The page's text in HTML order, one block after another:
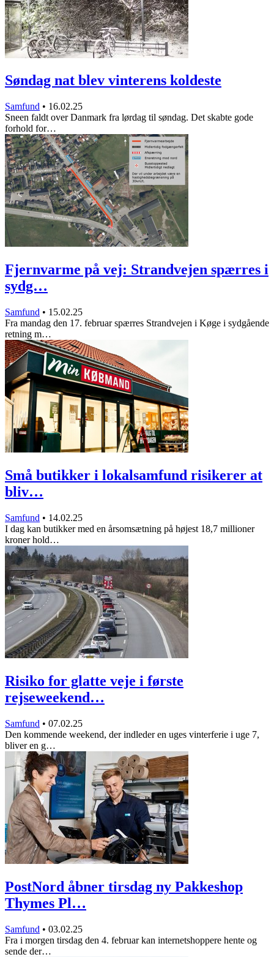
Søndag nat blev vinterens koldeste
Samfund • 16.02.25
Sneen faldt over Danmark fra lørdag til søndag. Det skabte gode
forhold for…
Fjernvarme på vej: Strandvejen spærres i
sydg…
Samfund • 15.02.25
Fra mandag den 17. februar spærres Strandvejen i Køge i sydgående
retning m…
Små butikker i lokalsamfund risikerer at
bliv…
Samfund • 14.02.25
I dag kan butikker med en årsomsætning på højest 18,7 millioner
kroner hold…
Risiko for glatte veje i første
rejseweekend…
Samfund • 07.02.25
Den kommende weekend, der indleder en uges vinterferie i uge 7,
bliver en g…
PostNord åbner tirsdag ny Pakkeshop
Thymes Pl…
Samfund • 03.02.25
Fra i morgen tirsdag den 4. februar kan internetshoppere hente og
sende der…